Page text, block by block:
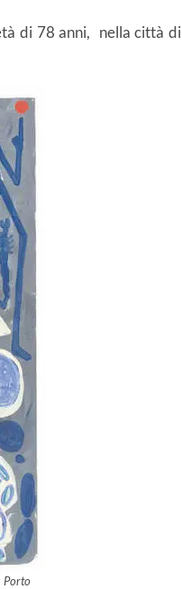
di 78 anni, nella città di
Porto